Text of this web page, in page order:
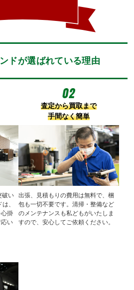
ドが選ばれている理由
破い
、
掛
い
査定から買取まで
手間なく簡単
出張、見積もりの費用は無料で、梱
包も一切不要です。清掃・整備など
のメンテナンスも私どもがいたしま
すので、安心してご依頼ください。